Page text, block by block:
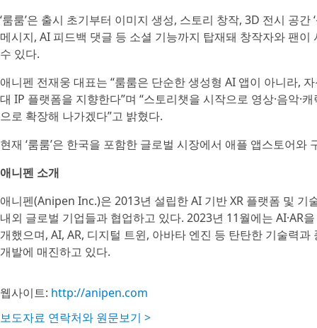
‘룸룸’은 출시 초기부터 이미지 생성, 스토리 창작, 3D 전시 공
메시지, AI 피드백 댓글 등 소셜 기능까지 탑재돼 창작자와 팬
수 있다.
애니펜 전재웅 대표는 “룸룸은 단순한 생성형 AI 앱이 아니라,
대 IP 플랫폼을 지향한다”며 “스토리챗을 시작으로 영상·음악
으로 확장해 나가겠다”고 밝혔다.
현재 ‘룸룸’은 한국을 포함한 글로벌 시장에서 애플 앱스토어
애니펜 소개
애니펜(Anipen Inc.)은 2013년 설립한 AI 기반 XR 플랫폼 및 기
내외 글로벌 기업들과 협업하고 있다. 2023년 11월에는 AI·AR
개했으며, AI, AR, 디지털 트윈, 아바타 엔진 등 탄탄한 기술력
개발에 매진하고 있다.
웹사이트: http://anipen.com
보도자료 연락처와 원문보기 >